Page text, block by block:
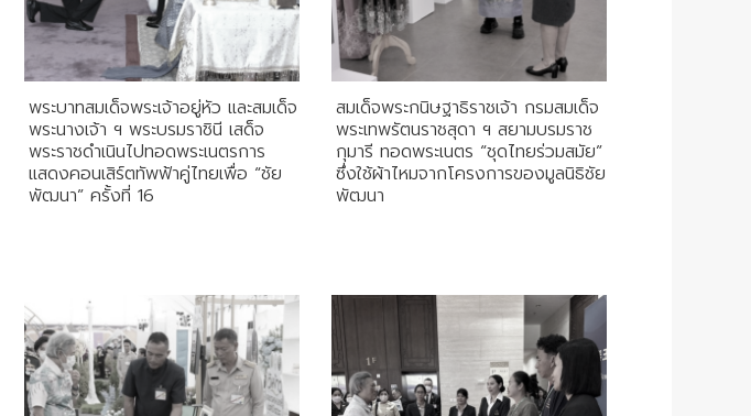
พระบาทสมเด็จพระเจ้าอยู่หัว และสมเด็จ
พระนางเจ้า ฯ พระบรมราชินี เสด็จ
พระราชดำเนินไปทอดพระเนตรการ
แสดงคอนเสิร์ตทัพฟ้าคู่ไทยเพื่อ “ชัย
พัฒนา” ครั้งที่ 16
สมเด็จพระกนิษฐาธิราชเจ้า กรมสมเด็จ
พระเทพรัตนราชสุดา ฯ สยามบรมราช
กุมารี ทอดพระเนตร “ชุดไทยร่วมสมัย”
ซึ่งใช้ผ้าไหมจากโครงการของมูลนิธิชัย
พัฒนา